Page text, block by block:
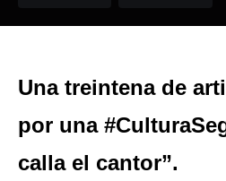
Una treintena de
por una
calla el cantor”.